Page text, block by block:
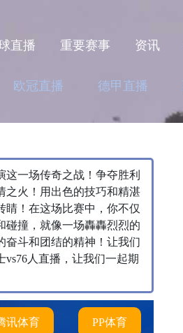
直播 重要赛事 资讯
欧冠直播 德甲直播
这一场传奇之战！争夺胜利
之火！用出色的技巧和精湛
睛！在这场比赛中，你不仅
碰撞，就像一场轟轟烈烈的
奋斗和团结的精神！让我们
人直播，让我们一起期
讯体育 PP体育